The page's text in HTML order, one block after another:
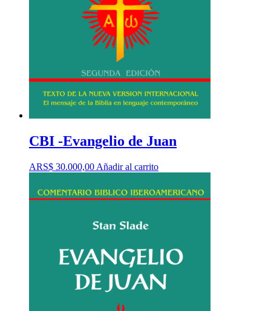
CBI -Evangelio de Juan
ARS$ 30.000,00 Añadir al carrito